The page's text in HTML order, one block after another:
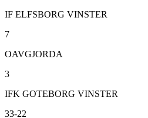
IF ELFSBORG VINSTER
7
OAVGJORDA
3
IFK GOTEBORG VINSTER
33-22